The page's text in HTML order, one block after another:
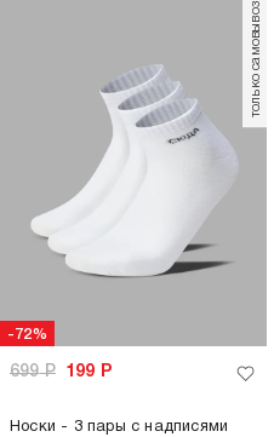
-72%
только самовывоз
699Р 199 Р
Носки - 3 пары с надписями